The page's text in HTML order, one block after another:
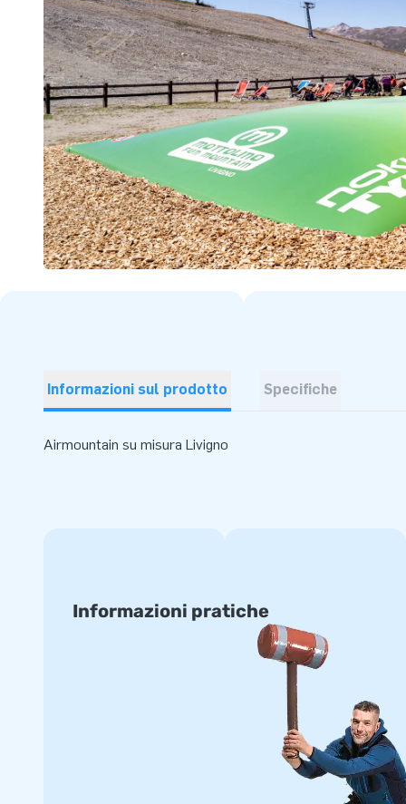
Informazioni sul prodotto Specifiche
Airmountain su misura Livigno
Informazioni pratiche